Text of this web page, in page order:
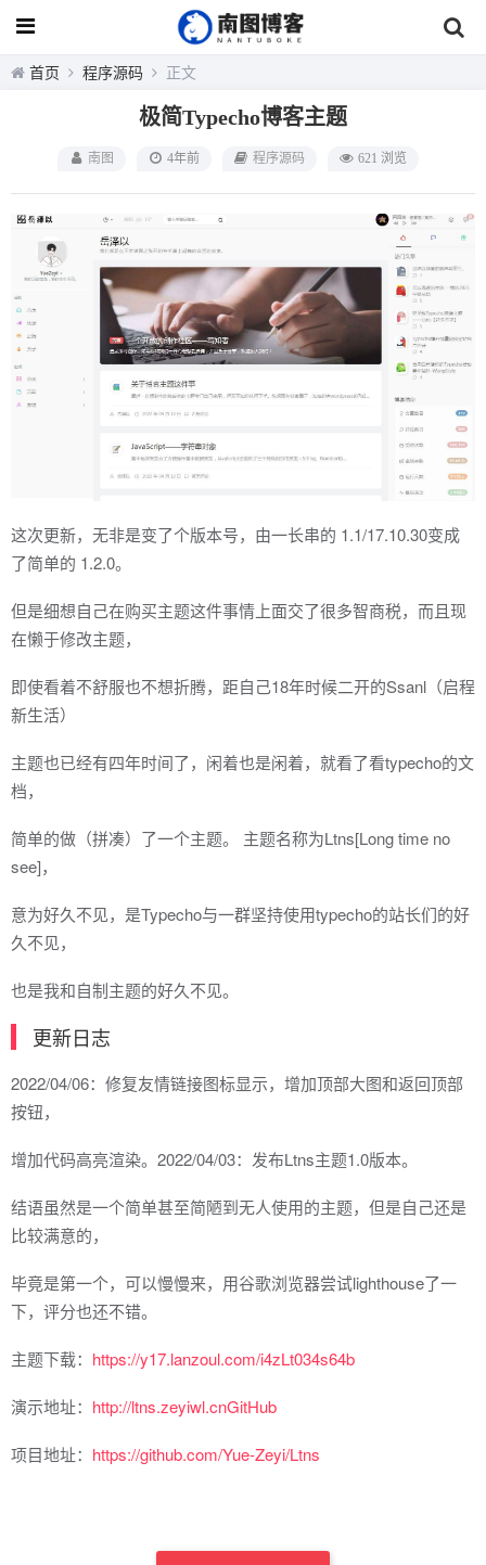
首页 程序源码 正文
极简Typecho博客主题
南图 4年前 程序源码 621 浏览
这次更新，无非是变了个版本号，由一长串的 1.1/17.10.30变成
了简单的 1.2.0。
但是细想自己在购买主题这件事情上面交了很多智商税，而且现
在懒于修改主题，
即使看着不舒服也不想折腾，距自己18年时候二开的Ssanl（启程
新生活）
主题也已经有四年时间了，闲着也是闲着，就看了看typecho的文
档，
简单的做（拼凑）了一个主题。 主题名称为Ltns[Long time no
see]，
意为好久不见，是Typecho与一群坚持使用typecho的站长们的好
久不见，
也是我和自制主题的好久不见。
更新日志
2022/04/06：修复友情链接图标显示，增加顶部大图和返回顶部
按钮，
增加代码高亮渲染。2022/04/03：发布Ltns主题1.0版本。
结语虽然是一个简单甚至简陋到无人使用的主题，但是自己还是
比较满意的，
毕竟是第一个，可以慢慢来，用谷歌浏览器尝试lighthouse了一
下，评分也还不错。
主题下载： https://y17.lanzoul.com/i4zLt034s64b
演示地址： http://ltns.zeyiwl.cnGitHub
项目地址： https://github.com/Yue-Zeyi/Ltns